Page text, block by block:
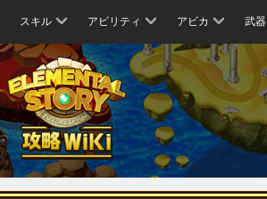
スキル アビリティ アビカ 武器